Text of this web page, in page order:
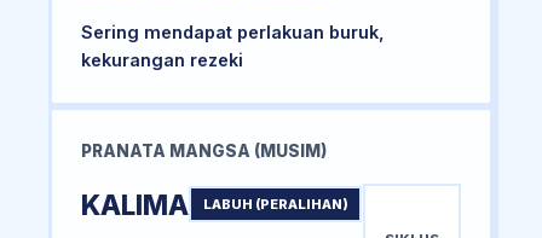
Sering mendapat perlakuan buruk,
kekurangan rezeki
PRANATA MANGSA (MUSIM)
KALIMA LABUH (PERALIHAN)